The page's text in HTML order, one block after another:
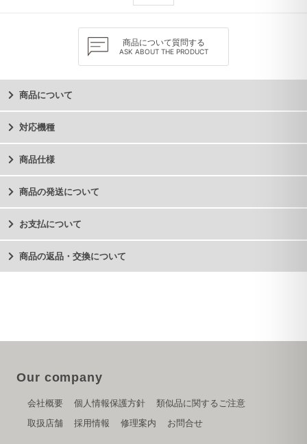
商品について質問する
ASK ABOUT THE PRODUCT
商品について
対応機種
商品仕様
商品の発送について
お支払について
商品の返品・交換について
Our company
会社概要 個人情報保護方針
類似品に関するご注意
取扱店舗
採用情報 修理案内 お問合せ